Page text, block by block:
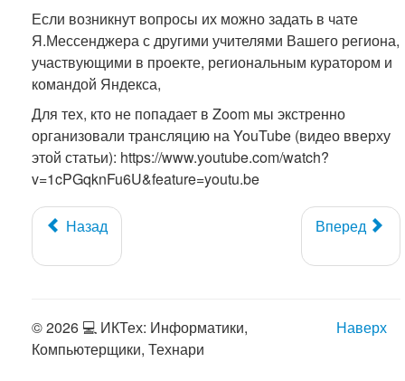
Если возникнут вопросы их можно задать в чате
Я.Мессенджера с другими учителями Вашего региона,
участвующими в проекте, региональным куратором и
командой Яндекса,
Для тех, кто не попадает в Zoom мы экстренно
организовали трансляцию на YouTube (видео вверху
этой статьи): https://www.youtube.com/watch?
v=1cPGqknFu6U&feature=youtu.be
Назад Вперед
Наверх
© 2026 💻 ИКТех: Информатики,
Компьютерщики, Технари